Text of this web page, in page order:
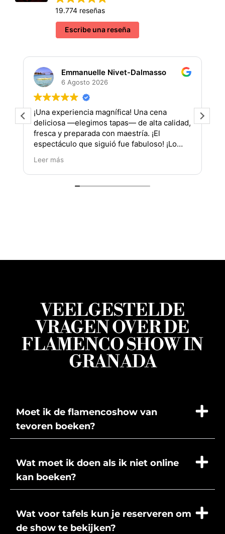
19.774 reseñas
Escribe una reseña
Emmanuelle Nivet-Dalmasso
6 Agosto 2026
¡Una experiencia magnífica! Una cena
deliciosa —elegimos tapas— de alta calidad,
fresca y preparada con maestría. ¡El
espectáculo que siguió fue fabuloso! ¡Lo
profesionalismo, tanto en la cocina como en
el escenario. Artistas y actuación
impresionantes. ¡Bravo y mil gracias por
Leer más
VEELGESTELDE
VRAGEN OVER DE
FLAMENCO SHOW IN
GRANADA
Moet ik de flamencoshow van
tevoren boeken?
Wat moet ik doen als ik niet online
kan boeken?
Wat voor tafels kun je reserveren om
de show te bekijken?